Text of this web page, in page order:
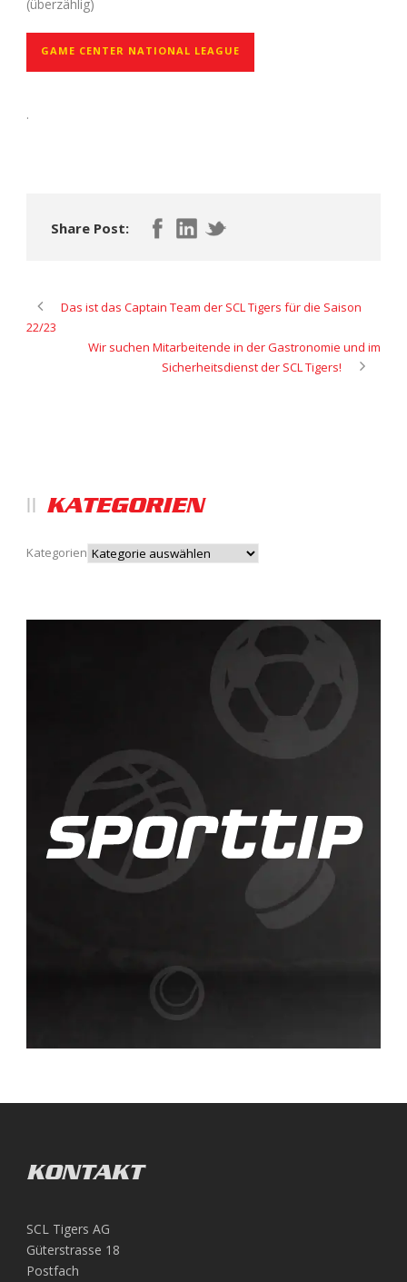
(überzählig)
GAME CENTER NATIONAL LEAGUE
.
Share Post:
Das ist das Captain Team der SCL Tigers für die Saison
22/23
Wir suchen Mitarbeitende in der Gastronomie und im
Sicherheitsdienst der SCL Tigers!
KATEGORIEN
Kategorien
KONTAKT
SCL Tigers AG
Güterstrasse 18
Postfach